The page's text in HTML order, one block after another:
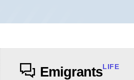
EmigrantsLIFE